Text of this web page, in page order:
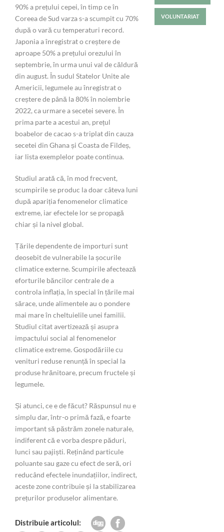
90% a prețului cepei, în timp ce în
Coreea de Sud varza s-a scumpit cu 70%
după o vară cu temperaturi record.
Japonia a înregistrat o creștere de
aproape 50% a prețului orezului în
septembrie, în urma unui val de căldură
din august. În sudul Statelor Unite ale
Americii, legumele au înregistrat o
creștere de până la 80% în noiembrie
2022, ca urmare a secetei severe. În
prima parte a acestui an, prețul
boabelor de cacao s-a triplat din cauza
secetei din Ghana și Coasta de Fildeș,
iar lista exemplelor poate continua.
Studiul arată că, în mod frecvent,
scumpirile se produc la doar câteva luni
după apariția fenomenelor climatice
extreme, iar efectele lor se propagă
chiar și la nivel global.
Țările dependente de importuri sunt
deosebit de vulnerabile la șocurile
climatice externe. Scumpirile afectează
eforturile băncilor centrale de a
controla inflația, în special în țările mai
sărace, unde alimentele au o pondere
mai mare în cheltuielile unei familii.
Studiul citat avertizează și asupra
impactului social al fenomenelor
climatice extreme. Gospodăriile cu
venituri reduse renunță în special la
produse hrănitoare, precum fructele și
legumele.
Și atunci, ce e de făcut? Răspunsul nu e
simplu dar, într-o primă fază, e foarte
important să păstrăm zonele naturale,
indiferent că e vorba despre păduri,
lunci sau pajiști. Reținând particule
poluante sau gaze cu efect de seră, ori
reducând efectele inundațiilor, indirect,
aceste zone contribuie și la stabilizarea
prețurilor produselor alimentare.
Distribuie articolul:
VOLUNTARIAT